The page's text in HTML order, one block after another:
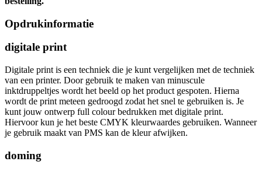
Opdrukinformatie
digitale print
Digitale print is een techniek die je kunt vergelijken met de techniek
van een printer. Door gebruik te maken van minuscule
inktdruppeltjes wordt het beeld op het product gespoten. Hierna
wordt de print meteen gedroogd zodat het snel te gebruiken is. Je
kunt jouw ontwerp full colour bedrukken met digitale print.
Hiervoor kun je het beste CMYK kleurwaardes gebruiken. Wanneer
je gebruik maakt van PMS kan de kleur afwijken.
doming